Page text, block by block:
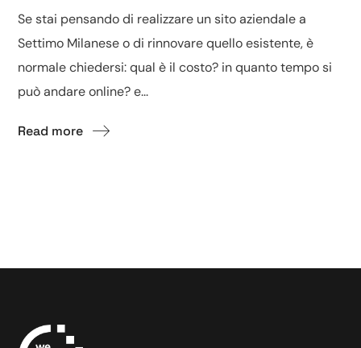
Se stai pensando di realizzare un sito aziendale a
Settimo Milanese o di rinnovare quello esistente, è
normale chiedersi: qual è il costo? in quanto tempo si
può andare online? e...
Read more